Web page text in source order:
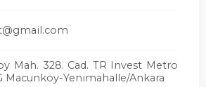
Mah. 328. Cad. TR Invest Metro
Macunköy-Yenimahalle/Ankara